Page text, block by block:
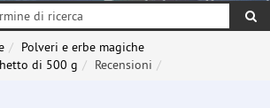
Polveri e erbe magiche
di 500 g
Recensioni